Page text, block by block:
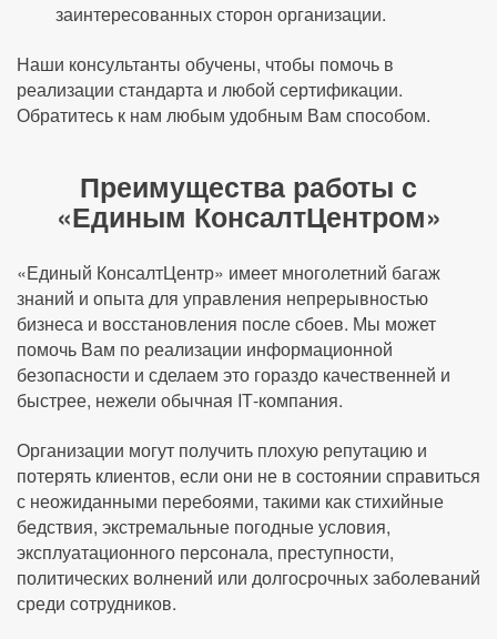
заинтересованных сторон организации.
Наши консультанты обучены, чтобы помочь в
реализации стандарта и любой сертификации.
Обратитесь к нам любым удобным Вам способом.
Преимущества работы с
«Единым КонсалтЦентром»
«Единый КонсалтЦентр» имеет многолетний багаж
знаний и опыта для управления непрерывностью
бизнеса и восстановления после сбоев. Мы может
помочь Вам по реализации информационной
безопасности и сделаем это гораздо качественней и
быстрее, нежели обычная IТ-компания.
Организации могут получить плохую репутацию и
потерять клиентов, если они не в состоянии справиться
с неожиданными перебоями, такими как стихийные
бедствия, экстремальные погодные условия,
эксплуатационного персонала, преступности,
политических волнений или долгосрочных заболеваний
среди сотрудников.